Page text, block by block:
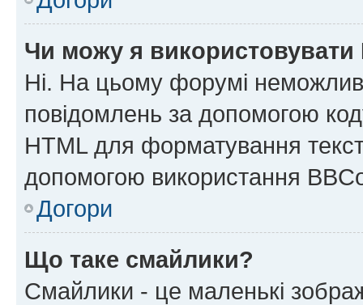
Чи можу я використовувати
Ні. На цьому форумі
повідомлень за допомогою
HTML для форматування
допомогою використання
Догори
Що таке смайлики?
Смайлики - це маленькі